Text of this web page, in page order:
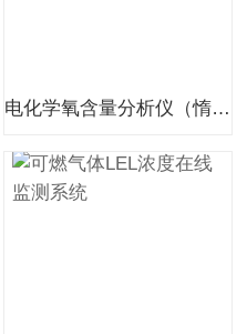
电化学氧含量分析仪（惰化工艺专用型）